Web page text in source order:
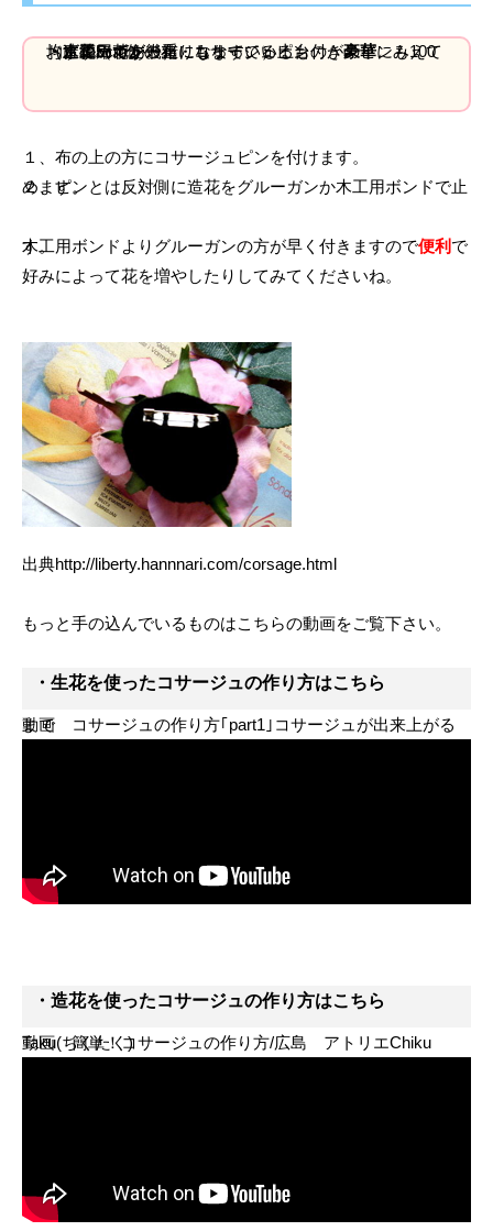
・造花（花が幾重にもなっているものが豪華
にみえておすすめです。）
・直径5cm位の布・コサージュピン
（この二つが一緒になっている土台付きのピンも100均に置いてあったりします。）
・グルーガン
・木工用ボンド
１、布の上の方にコサージュピンを付けます。
２、ピンとは反対側に造花をグルーガンか木工用ボンドで止めます。
木工用ボンドよりグルーガンの方が早く付きますので便利
です。
好みによって花を増やしたりしてみてくださいね。
出典http://liberty.hannnari.com/corsage.html
もっと手の込んでいるものはこちらの動画をご覧下さい。
・生花を使ったコサージュの作り方はこちら
動画 コサージュの作り方｢part1｣コサージュが出来上がるまで
・造花を使ったコサージュの作り方はこちら
動画 簡単！コサージュの作り方/広島 アトリエChiku Taku(ちくたく)